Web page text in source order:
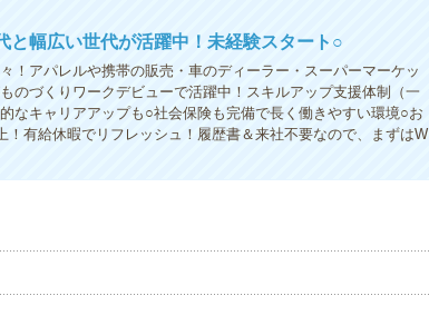
と幅広い世代が活躍中！未経験スタート○
！アパレルや携帯の販売・車のディーラー・スーパーマーケッ
のづくりワークデビューで活躍中！スキルアップ支援体制（一
なキャリアアップも○社会保険も完備で長く働きやすい環境○お
有給休暇でリフレッシュ！履歴書＆来社不要なので、まずはW